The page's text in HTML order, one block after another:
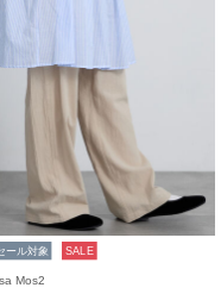
ール対象 SALE
Mos2